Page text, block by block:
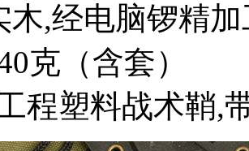
木,经电脑锣精
克（含套）
程塑料战术鞘,